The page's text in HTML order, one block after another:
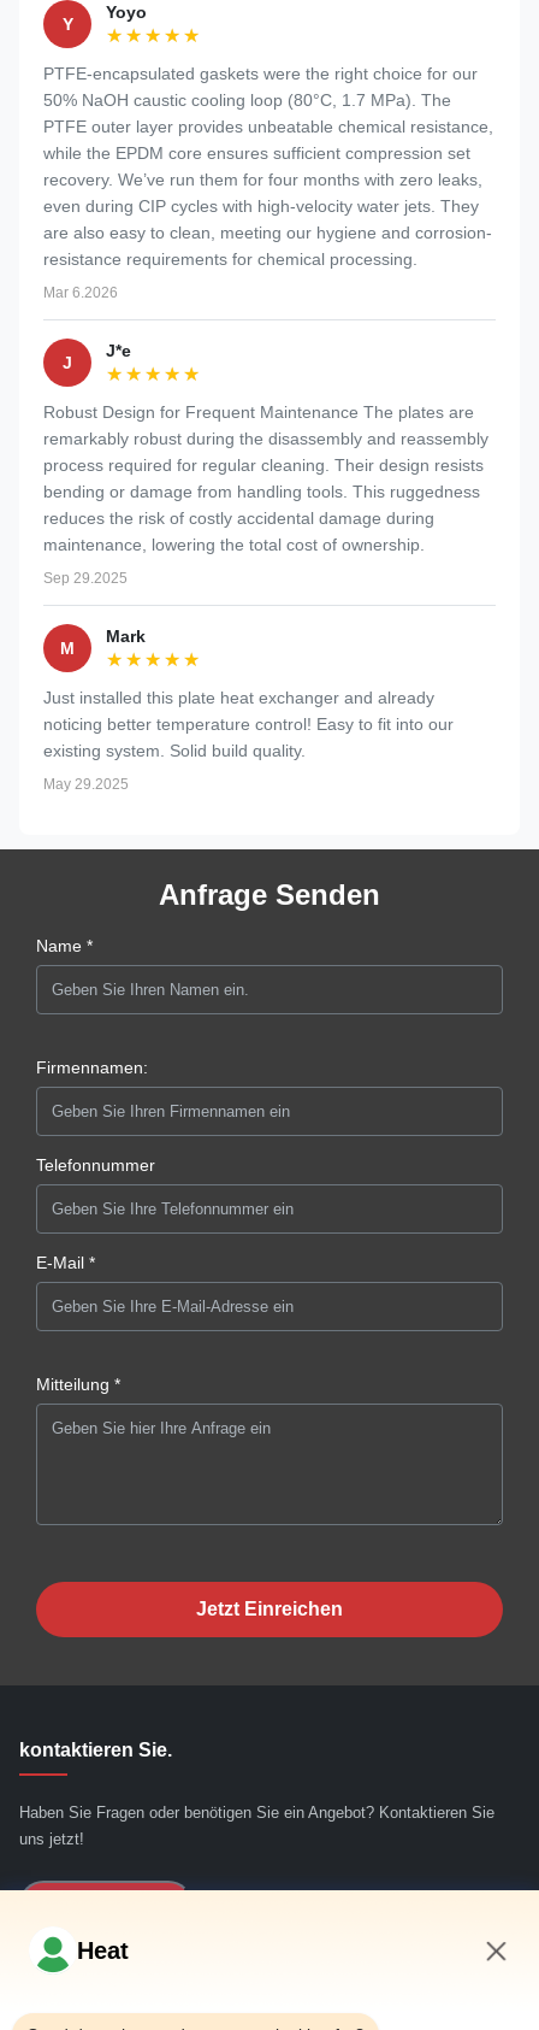
Y
Yoyo
★★★★★
★★★★★
PTFE-encapsulated gaskets were the right choice for our
50% NaOH caustic cooling loop (80°C, 1.7 MPa). The
PTFE outer layer provides unbeatable chemical resistance,
while the EPDM core ensures sufficient compression set
recovery. We’ve run them for four months with zero leaks,
even during CIP cycles with high-velocity water jets. They
are also easy to clean, meeting our hygiene and corrosion-
resistance requirements for chemical processing.
Mar 6.2026
J
J*e
★★★★★
★★★★★
Robust Design for Frequent Maintenance The plates are
remarkably robust during the disassembly and reassembly
process required for regular cleaning. Their design resists
bending or damage from handling tools. This ruggedness
reduces the risk of costly accidental damage during
maintenance, lowering the total cost of ownership.
Sep 29.2025
M
Mark
★★★★★
★★★★★
Just installed this plate heat exchanger and already
noticing better temperature control! Easy to fit into our
existing system. Solid build quality.
May 29.2025
Anfrage Senden
Name *
Firmennamen:
Telefonnummer
E-Mail *
Mitteilung *
Jetzt Einreichen
kontaktieren Sie.
Haben Sie Fragen oder benötigen Sie ein Angebot? Kontaktieren Sie
uns jetzt!
Schnelllinks
Heat